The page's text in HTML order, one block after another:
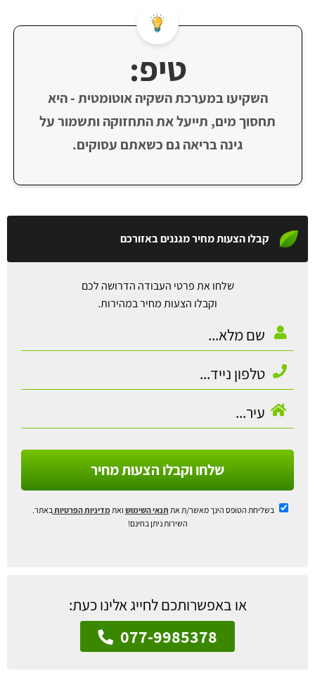
טיפ:
השקיעו במערכת השקיה אוטומטית - היא
תחסוך מים, תייעל את התחזוקה ותשמור על
גינה בריאה גם כשאתם עסוקים.
קבלו הצעות מחיר מגננים באזורכם
שלחו את פרטי העבודה הדרושה לכם
וקבלו הצעות מחיר במהירות.
שלחו וקבלו הצעות מחיר
בשליחת הטופס הינך מאשר/ת את תנאי השימוש ואתמדיניות הפרטיות באתר.
השירות ניתן בחינם!
או באפשרותכם לחייג אלינו כעת:
077-9985378